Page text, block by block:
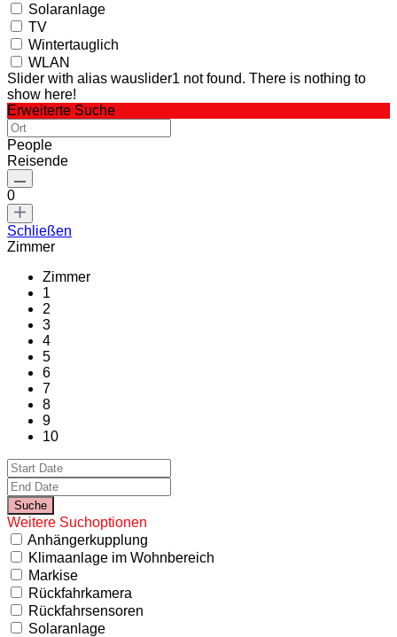
Solaranlage
TV
Wintertauglich
WLAN
Slider with alias wauslider1 not found. There is nothing to
show here!
Erweiterte Suche
People
Reisende
0
Schließen
Zimmer
Zimmer
1
2
3
4
5
6
7
8
9
10
Weitere Suchoptionen
Anhängerkupplung
Klimaanlage im Wohnbereich
Markise
Rückfahrkamera
Rückfahrsensoren
Solaranlage